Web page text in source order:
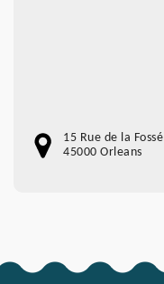
15 Rue de la
45000 Orleans